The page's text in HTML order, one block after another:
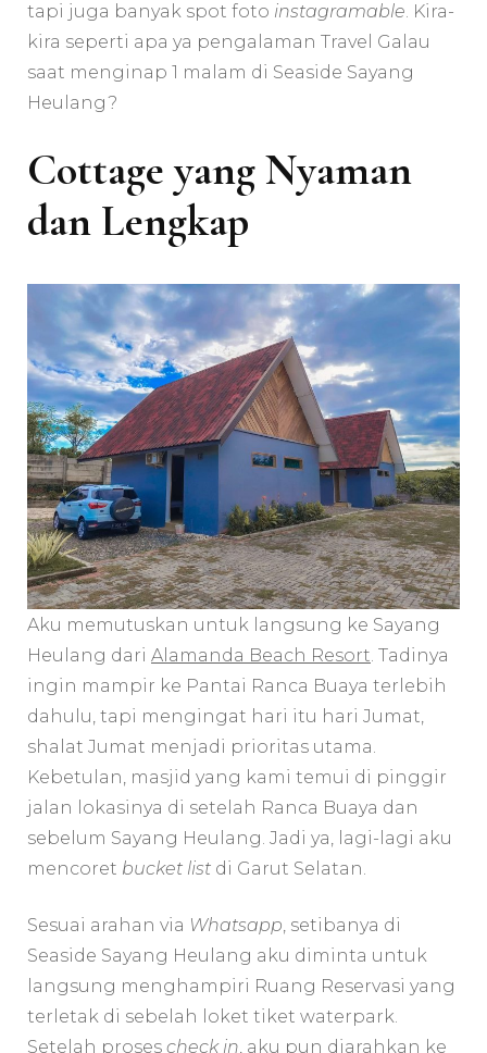
tapi juga banyak spot foto instagramable. Kira-
kira seperti apa ya pengalaman Travel Galau
saat menginap 1 malam di Seaside Sayang
Heulang?
Cottage yang Nyaman
dan Lengkap
Aku memutuskan untuk langsung ke Sayang
Heulang dari Alamanda Beach Resort . Tadinya
ingin mampir ke Pantai Ranca Buaya terlebih
dahulu, tapi mengingat hari itu hari Jumat,
shalat Jumat menjadi prioritas utama.
Kebetulan, masjid yang kami temui di pinggir
jalan lokasinya di setelah Ranca Buaya dan
sebelum Sayang Heulang. Jadi ya, lagi-lagi aku
mencoret bucket list di Garut Selatan.
Sesuai arahan via Whatsapp , setibanya di
Seaside Sayang Heulang aku diminta untuk
langsung menghampiri Ruang Reservasi yang
terletak di sebelah loket tiket waterpark.
Setelah proses check in , aku pun diarahkan ke